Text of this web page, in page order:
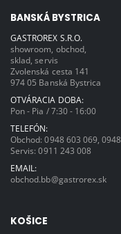
BANSKÁ BYSTRICA
GASTROREX S.R.O.
showroom, obchod,
sklad, servis
Zvolenská cesta 141
974 05 Banská Bystrica
OTVÁRACIA DOBA:
Pon - Pia / 7:30 - 16:00
TELEFÓN:
Obchod:0948 603 069 ,
Servis:0911 243 008
EMAIL:
obchod.bb@gastrorex.sk
KOŠICE